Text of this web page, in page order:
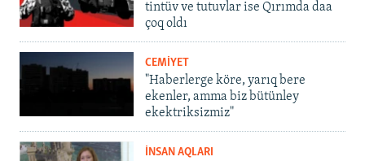
tintüv ve tutuvlar ise Qırımda daa
çoq oldı
CEMİYET
"Haberlerge köre, yarıq bere
ekenler, amma biz bütünley
ekektriksizmiz"
İNSAN AQLARI